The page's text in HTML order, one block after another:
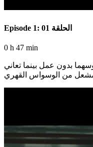
Episode 1: الحلقة 01
0 h 47 min
بدون عمل بينما تعاني
من الوسواس القهري